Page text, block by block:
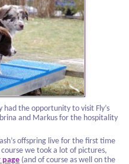
had the opportunity to visit Fly’s
and Markus for the hospitality
offspring live for the first time
we took a lot of pictures,
page (and of course as well on the